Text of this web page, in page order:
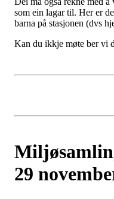
som ein lagar til. Her er
barna på stasjonen (dvs
Kan du ikkje møte ber vi
29